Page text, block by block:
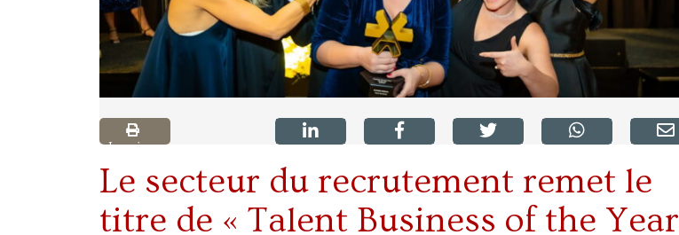
Imprimer
Le secteur du recrutement remet le
titre de « Talent Business of the Year